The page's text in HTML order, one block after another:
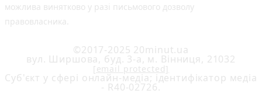
можлива винятково у разі письмового дозволу
правовласника.
©2017-2025 20minut.ua
вул. Ширшова, буд. 3-а, м. Вінниця, 21032
[email protected]
Cуб'єкт у сфері онлайн-медіа; ідентифікатор медіа
- R40-02726.